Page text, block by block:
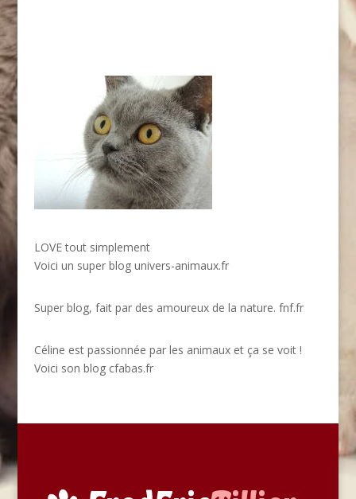
LOVE tout simplement
Voici un super blog univers-animaux.fr
Super blog, fait par des amoureux de la nature. fnf.fr
Céline est passionnée par les animaux et ça se voit !
Voici son blog cfabas.fr